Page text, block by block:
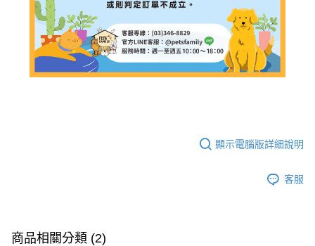
顯示電腦版詳細說明
客服
商品相關分類 (2)